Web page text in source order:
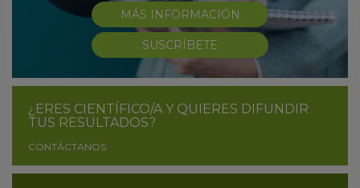
MÁS INFORMACIÓN
SUSCRÍBETE
¿ERES CIENTÍFICO/A Y QUIERES DIFUNDIR
TUS RESULTADOS?
CONTÁCTANOS